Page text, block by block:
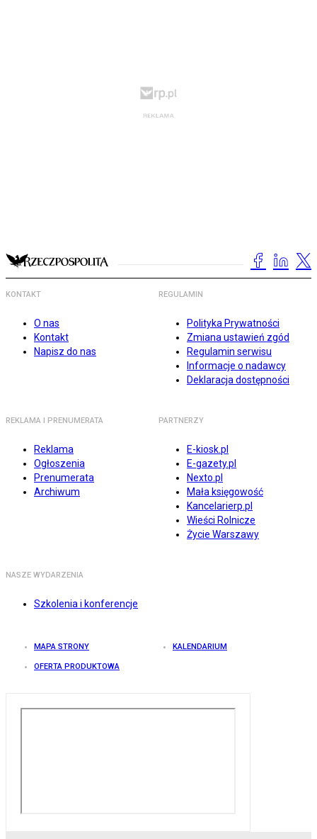
KONTAKT
O nas
Kontakt
Napisz do nas
REGULAMIN
Polityka Prywatności
Zmiana ustawień zgód
Regulamin serwisu
Informacje o nadawcy
Deklaracja dostępności
REKLAMA I PRENUMERATA
Reklama
Ogłoszenia
Prenumerata
Archiwum
PARTNERZY
E-kiosk.pl
E-gazety.pl
Nexto.pl
Mała księgowość
Kancelarierp.pl
Wieści Rolnicze
Życie Warszawy
NASZE WYDARZENIA
Szkolenia i konferencje
MAPA STRONY KALENDARIUM
OFERTA PRODUKTOWA